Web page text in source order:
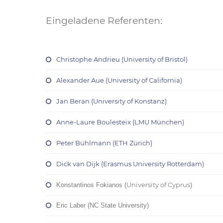
Eingeladene Referenten:
Christophe Andrieu (University of Bristol)
Alexander Aue (University of California)
Jan Beran (University of Konstanz)
Anne-Laure Boulesteix (LMU München)
Peter Bühlmann (ETH Zürich)
Dick van Dijk (Erasmus University Rotterdam)
Konstantinos Fokianos (Universityof Cyprus)
Eric Laber (NC State University)